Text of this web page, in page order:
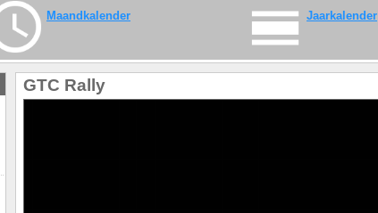
Maandkalender Jaarkalender
GTC Rally